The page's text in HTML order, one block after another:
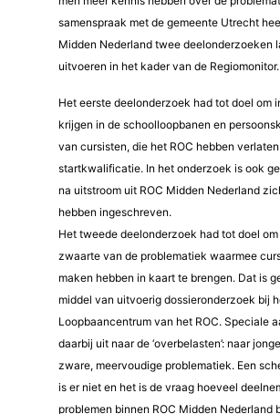
samenspraak met de gemeente Utrecht
Midden Nederland twee deelonderzoeken
uitvoeren in het kader van de Regiomonitor.
Het eerste deelonderzoek had tot doel om
krijgen in de schoolloopbanen en
van cursisten, die het ROC hebben
startkwalificatie. In het onderzoek is ook
na uitstroom uit ROC Midden Nederland
hebben ingeschreven.
Het tweede deelonderzoek had tot doel om
zwaarte van de problematiek waarmee
maken hebben in kaart te brengen. Dat is
middel van uitvoerig dossieronderzoek bij
Loopbaancentrum van het ROC. Speciale
daarbij uit naar de ‘overbelasten’: naar
zware, meervoudige problematiek. Een
is er niet en het is de vraag hoeveel
problemen binnen ROC Midden Nederland